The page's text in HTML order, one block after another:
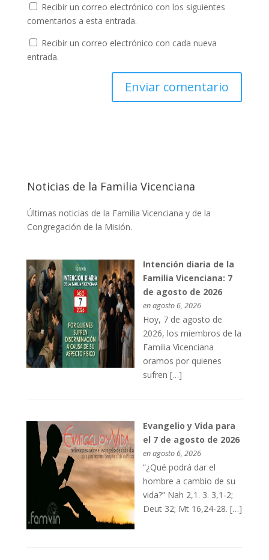
Recibir un correo electrónico con los siguientes
comentarios a esta entrada.
Recibir un correo electrónico con cada nueva
entrada.
Noticias de la Familia Vicenciana
Últimas noticias de la Familia Vicenciana y de la
Congregación de la Misión.
Intención diaria de la
Familia Vicenciana: 7
de agosto de 2026
en agosto 6, 2026
Hoy, 7 de agosto de
2026, los miembros de la
Familia Vicenciana
oramos por quienes
sufren […]
Evangelio y Vida para
el 7 de agosto de 2026
en agosto 6, 2026
“¿Qué podrá dar el
hombre a cambio de su
vida?” Nah 2,1. 3. 3,1-2;
Deut 32; Mt 16,24-28. […]